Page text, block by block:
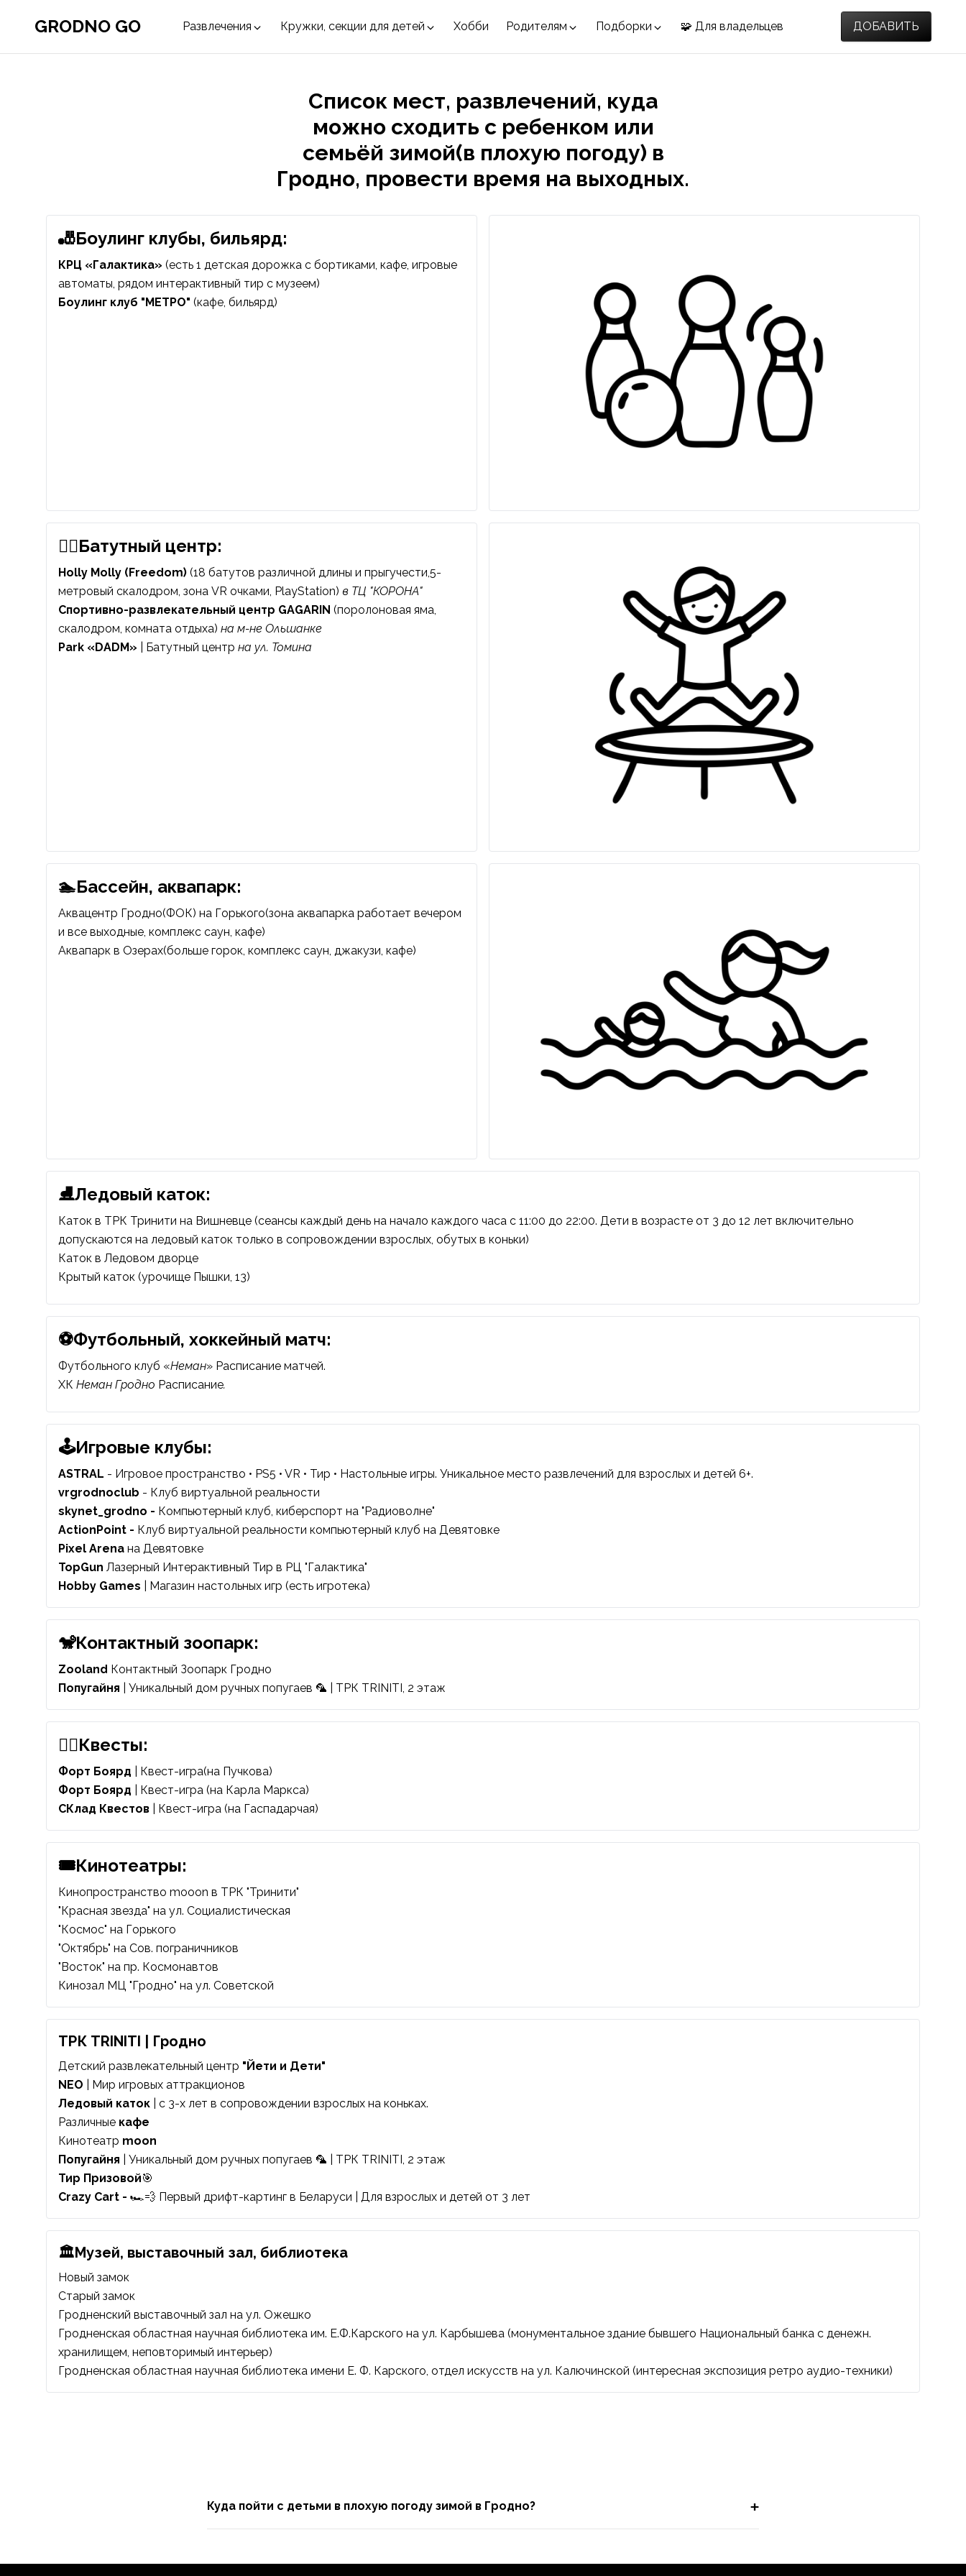
GRODNO GO Развлечения Кружки, секции для детей Хобби Родителям Подборки 🧩 Для владельцев ДОБАВИТЬ
Список мест, развлечений, куда
можно сходить с ребенком или
семьёй зимой(в плохую погоду) в
Гродно, провести время на выходных.
🎳Боулинг клубы, бильярд:
КРЦ «Галактика» (есть 1 детская дорожка с бортиками, кафе, игровые
автоматы, рядом интерактивный тир с музеем)
Боулинг клуб "МЕТРО" (кафе, бильярд)
🤸‍♀️Батутный центр:
Holly Molly (Freedom) (18 батутов различной длины и прыгучести,5-
метровый скалодром, зона VR очками, PlayStation) в ТЦ "КОРОНА"
Спортивно-развлекательный центр GAGARIN (поролоновая яма,
скалодром, комната отдыха) на м-не Ольшанке
Park «DADM» | Батутный центр на ул. Томина
🏊Бассейн, аквапарк:
Аквацентр Гродно(ФОК) на Горького(зона аквапарка работает вечером
и все выходные, комплекс саун, кафе)
Аквапарк в Озерах(больше горок, комплекс саун, джакузи, кафе)
⛸Ледовый каток:
Каток в ТРК Тринити на Вишневце (сеансы каждый день на начало каждого часа с 11:00 до 22:00. Дети в возрасте от 3 до 12 лет включительно
допускаются на ледовый каток только в сопровождении взрослых, обутых в коньки)
Каток в Ледовом дворце
Крытый каток (урочище Пышки, 13)
⚽Футбольный, хоккейный матч:
Футбольного клуб «Неман» Расписание матчей.
ХК Неман Гродно Расписание.
🕹️Игровые клубы:
ASTRAL - Игровое пространство • PS5 • VR • Тир • Настольные игры. Уникальное место развлечений для взрослых и детей 6+.
vrgrodnoclub - Клуб виртуальной реальности
skynet_grodno - Компьютерный клуб, киберспорт на "Радиоволне"
ActionPoint - Клуб виртуальной реальности компьютерный клуб на Девятовке
Pixel Arena на Девятовке
TopGun Лазерный Интерактивный Тир в РЦ "Галактика"
Hobby Games | Магазин настольных игр (есть игротека)
🐒Контактный зоопарк:
Zooland Контактный Зоопарк Гродно
Попугайня
| Уникальный дом ручных попугаев 🦜 | ТРК TRINITI, 2 этаж
🕵️‍♂️Квесты:
Форт Боярд | Квест-игра(на Пучкова)
Форт Боярд | Квест-игра (на Карла Маркса)
СКлад Квестов
| Квест-игра (на Гаспадарчая)
🎟️Кинотеатры:
Кинопространство mooon в ТРК "Тринити"
"Красная звезда" на ул. Социалистическая
"Космос" на Горького
"Октябрь" на Сов. пограничников
"Восток" на пр. Космонавтов
Кинозал МЦ "Гродно" на ул. Советской
ТРК TRINITI | Гродно
Детский развлекательный центр "Йети и Дети"
NEO | Мир игровых аттракционов
Ледовый каток
| с 3-х лет в сопровождении взрослых на коньках.
Различные кафе
Кинотеатр moon
Попугайня
| Уникальный дом ручных попугаев 🦜 | ТРК TRINITI, 2 этаж
Тир Призовой🎯
Crazy Cart - 🏎️💨 Первый дрифт-картинг в Беларуси | Для взрослых и детей от 3 лет
🏛Музей, выставочный зал, библиотека
Новый замок
Старый замок
Гродненский выставочный зал на ул. Ожешко
Гродненская областная научная библиотека им. Е.Ф.Карского на ул. Карбышева (монументальное здание бывшего Национальный банка с денежн.
хранилищем, неповторимый интерьер)
Гродненская областная научная библиотека имени Е. Ф. Карского, отдел искусств на ул. Калючинской (интересная экспозиция ретро аудио-техники)
Куда пойти с детьми в плохую погоду зимой в Гродно?